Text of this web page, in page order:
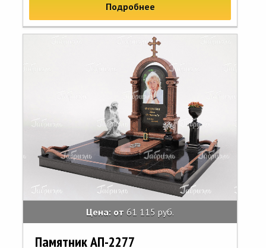
Подробнее
Цена: от 61 115 руб.
Памятник АП-2277